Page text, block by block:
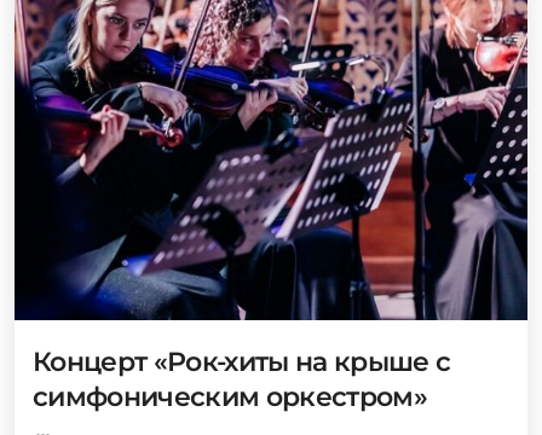
Концерт «Рок-хиты на крыше с
симфоническим оркестром»